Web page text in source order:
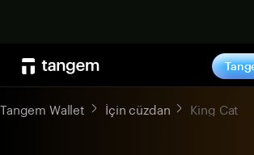
Tangem Wallet İçin cüzdan King Cat